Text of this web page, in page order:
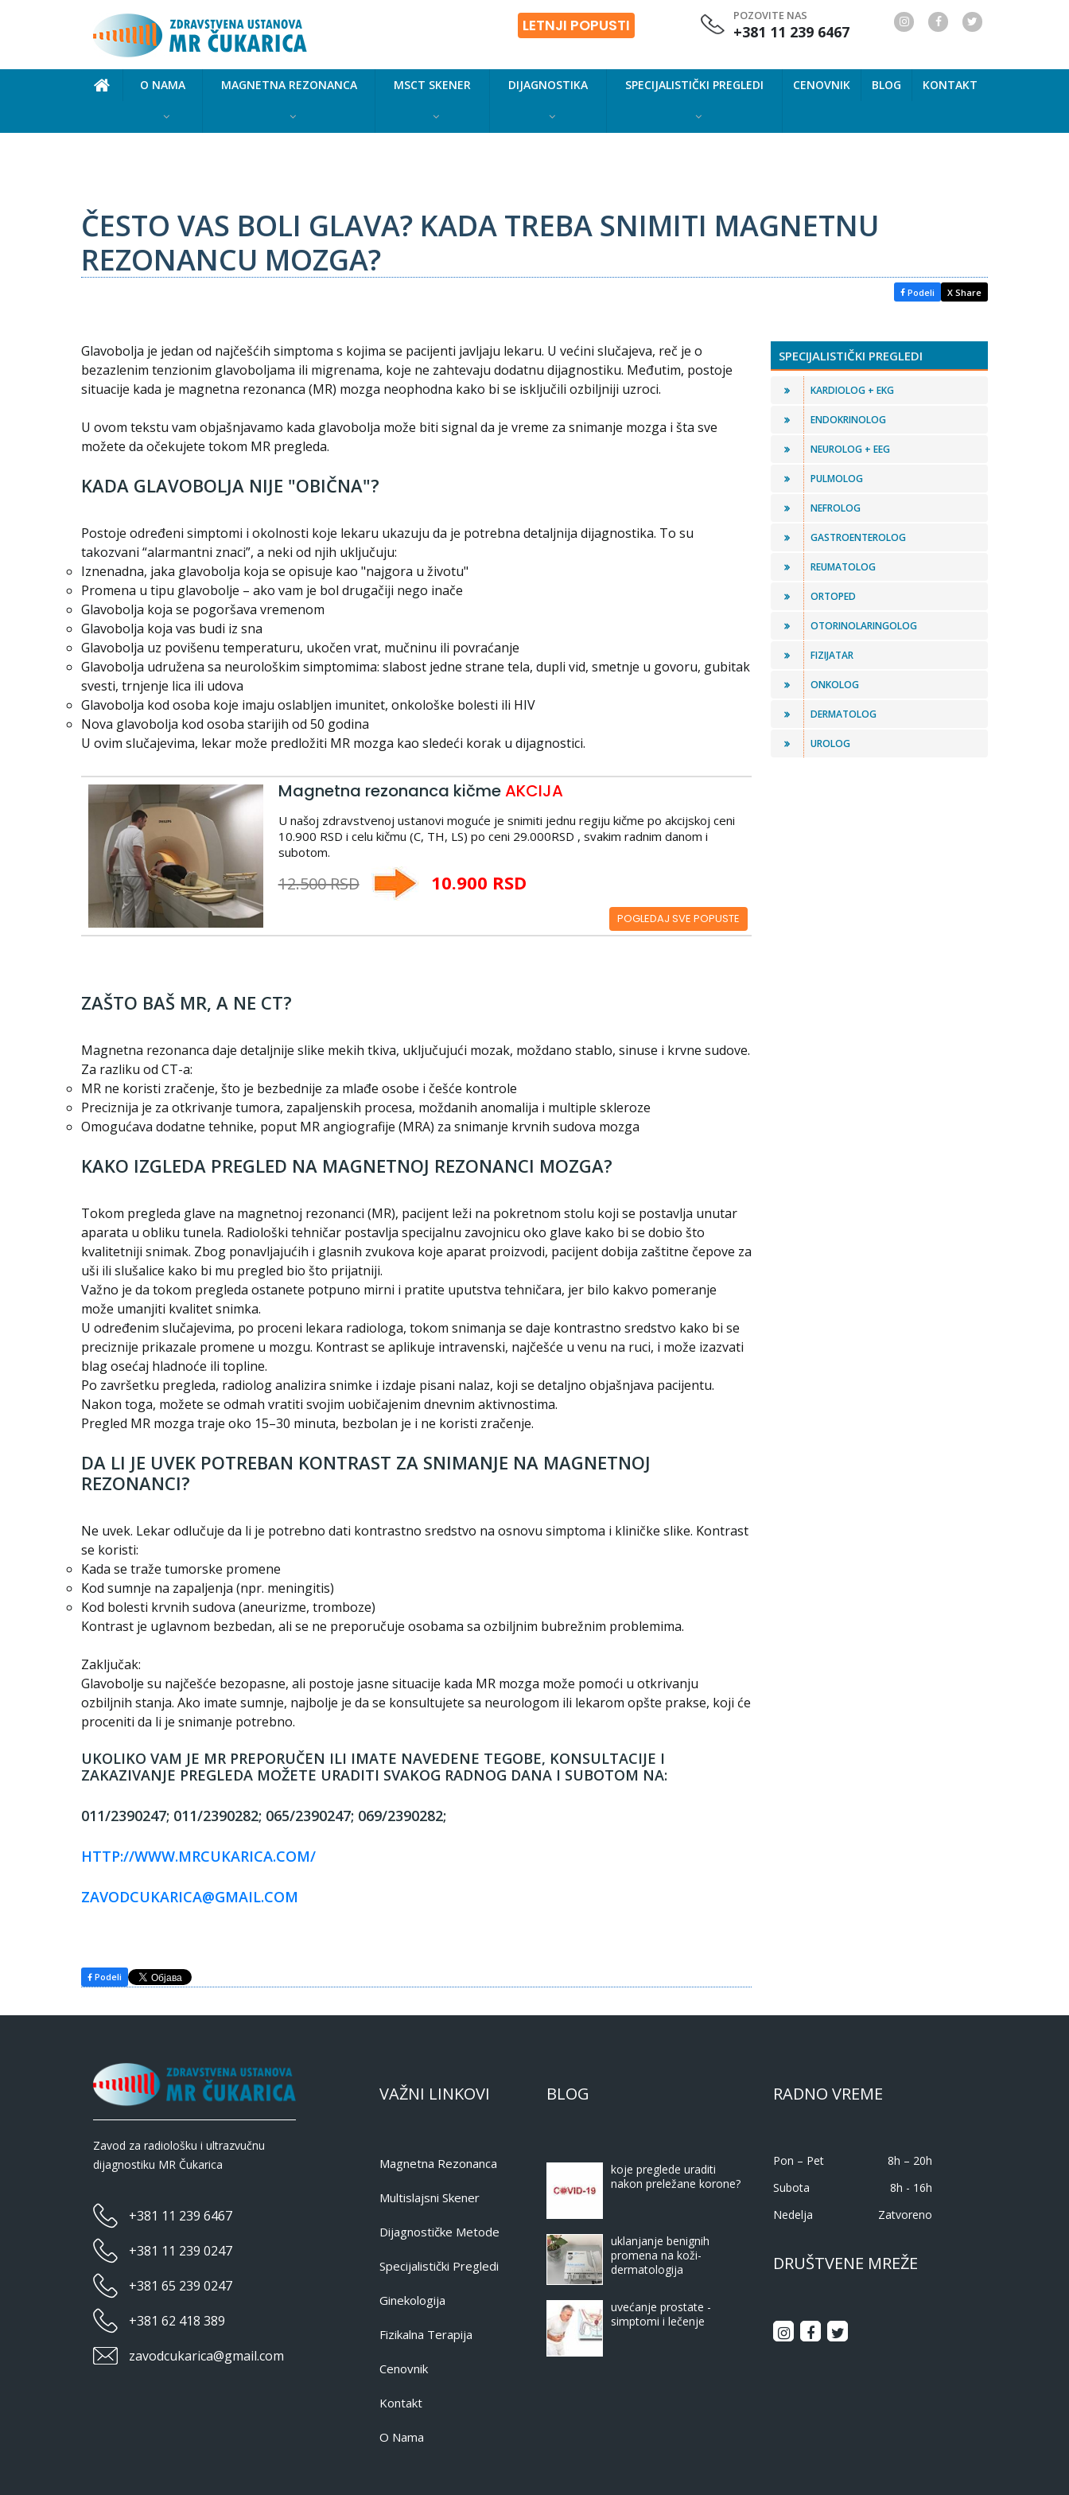
LETNJI POPUSTI
POZOVITE NAS
+381 11 239 6467
O NAMA MAGNETNA REZONANCA MSCT SKENER DIJAGNOSTIKA SPECIJALISTIČKI PREGLEDI CENOVNIK BLOG KONTAKT
ČESTO VAS BOLI GLAVA? KADA TREBA SNIMITI MAGNETNU
REZONANCU MOZGA?
Podeli X Share
Glavobolja je jedan od najčešćih simptoma s kojima se pacijenti javljaju lekaru. U većini slučajeva, reč je o
bezazlenim tenzionim glavoboljama ili migrenama, koje ne zahtevaju dodatnu dijagnostiku. Međutim, postoje
situacije kada je magnetna rezonanca (MR) mozga neophodna kako bi se isključili ozbiljniji uzroci.
U ovom tekstu vam objašnjavamo kada glavobolja može biti signal da je vreme za snimanje mozga i šta sve
možete da očekujete tokom MR pregleda.
KADA GLAVOBOLJA NIJE "OBIČNA"?
Postoje određeni simptomi i okolnosti koje lekaru ukazuju da je potrebna detaljnija dijagnostika. To su
takozvani “alarmantni znaci”, a neki od njih uključuju:
Iznenadna, jaka glavobolja koja se opisuje kao "najgora u životu"
Promena u tipu glavobolje – ako vam je bol drugačiji nego inače
Glavobolja koja se pogoršava vremenom
Glavobolja koja vas budi iz sna
Glavobolja uz povišenu temperaturu, ukočen vrat, mučninu ili povraćanje
Glavobolja udružena sa neurološkim simptomima: slabost jedne strane tela, dupli vid, smetnje u govoru, gubitak
svesti, trnjenje lica ili udova
Glavobolja kod osoba koje imaju oslabljen imunitet, onkološke bolesti ili HIV
Nova glavobolja kod osoba starijih od 50 godina
U ovim slučajevima, lekar može predložiti MR mozga kao sledeći korak u dijagnostici.
Magnetna rezonanca kičmeAKCIJA
U našoj zdravstvenoj ustanovi moguće je snimiti jednu regiju kičme po akcijskoj ceni
10.900 RSD i celu kičmu (C, TH, LS) po ceni 29.000RSD , svakim radnim danom i
subotom.
12.500 RSD 10.900 RSD
POGLEDAJ SVE POPUSTE
ZAŠTO BAŠ MR, A NE CT?
Magnetna rezonanca daje detaljnije slike mekih tkiva, uključujući mozak, moždano stablo, sinuse i krvne sudove.
Za razliku od CT-a:
MR ne koristi zračenje, što je bezbednije za mlađe osobe i češće kontrole
Preciznija je za otkrivanje tumora, zapaljenskih procesa, moždanih anomalija i multiple skleroze
Omogućava dodatne tehnike, poput MR angiografije (MRA) za snimanje krvnih sudova mozga
KAKO IZGLEDA PREGLED NA MAGNETNOJ REZONANCI MOZGA?
Tokom pregleda glave na magnetnoj rezonanci (MR), pacijent leži na pokretnom stolu koji se postavlja unutar
aparata u obliku tunela. Radiološki tehničar postavlja specijalnu zavojnicu oko glave kako bi se dobio što
kvalitetniji snimak. Zbog ponavljajućih i glasnih zvukova koje aparat proizvodi, pacijent dobija zaštitne čepove za
uši ili slušalice kako bi mu pregled bio što prijatniji.
Važno je da tokom pregleda ostanete potpuno mirni i pratite uputstva tehničara, jer bilo kakvo pomeranje
može umanjiti kvalitet snimka.
U određenim slučajevima, po proceni lekara radiologa, tokom snimanja se daje kontrastno sredstvo kako bi se
preciznije prikazale promene u mozgu. Kontrast se aplikuje intravenski, najčešće u venu na ruci, i može izazvati
blag osećaj hladnoće ili topline.
Po završetku pregleda, radiolog analizira snimke i izdaje pisani nalaz, koji se detaljno objašnjava pacijentu.
Nakon toga, možete se odmah vratiti svojim uobičajenim dnevnim aktivnostima.
Pregled MR mozga traje oko 15–30 minuta, bezbolan je i ne koristi zračenje.
DA LI JE UVEK POTREBAN KONTRAST ZA SNIMANJE NA MAGNETNOJ
REZONANCI?
Ne uvek. Lekar odlučuje da li je potrebno dati kontrastno sredstvo na osnovu simptoma i kliničke slike. Kontrast
se koristi:
Kada se traže tumorske promene
Kod sumnje na zapaljenja (npr. meningitis)
Kod bolesti krvnih sudova (aneurizme, tromboze)
Kontrast je uglavnom bezbedan, ali se ne preporučuje osobama sa ozbiljnim bubrežnim problemima.
Zaključak:
Glavobolje su najčešće bezopasne, ali postoje jasne situacije kada MR mozga može pomoći u otkrivanju
ozbiljnih stanja. Ako imate sumnje, najbolje je da se konsultujete sa neurologom ili lekarom opšte prakse, koji će
proceniti da li je snimanje potrebno.
UKOLIKO VAM JE MR PREPORUČEN ILI IMATE NAVEDENE TEGOBE, KONSULTACIJE I
ZAKAZIVANJE PREGLEDA MOŽETE URADITI SVAKOG RADNOG DANA I SUBOTOM NA:
011/2390247; 011/2390282; 065/2390247; 069/2390282;
HTTP://WWW.MRCUKARICA.COM/
ZAVODCUKARICA@GMAIL.COM
Podeli
SPECIJALISTIČKI PREGLEDI
KARDIOLOG + EKG
ENDOKRINOLOG
NEUROLOG + EEG
PULMOLOG
NEFROLOG
GASTROENTEROLOG
REUMATOLOG
ORTOPED
OTORINOLARINGOLOG
FIZIJATAR
ONKOLOG
DERMATOLOG
UROLOG
Zavod za radiološku i ultrazvučnu
dijagnostiku MR Čukarica
+381 11 239 6467
+381 11 239 0247
+381 65 239 0247
+381 62 418 389
zavodcukarica@gmail.com
VAŽNI LINKOVI
Magnetna Rezonanca
Multislajsni Skener
Dijagnostičke Metode
Specijalistički Pregledi
Ginekologija
Fizikalna Terapija
Cenovnik
Kontakt
O Nama
BLOG
koje preglede uraditi
nakon preležane korone?
uklanjanje benignih
promena na koži-
dermatologija
uvećanje prostate -
simptomi i lečenje
RADNO VREME
Pon – Pet
8h – 20h
Subota
8h - 16h
Nedelja
Zatvoreno
DRUŠTVENE MREŽE